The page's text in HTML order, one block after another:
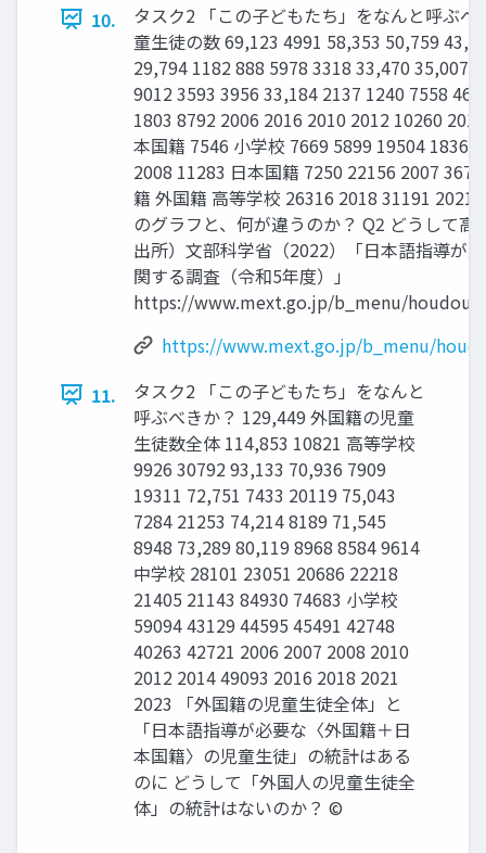
10.
タスク2 「この子どもたち」をなんと呼ぶ
童生徒の数 69,123 4991 58,353 50,759
29,794 1182 888 5978 3318 33,470 35,007
9012 3593 3956 33,184 2137 1240 7558
1803 8792 2006 2016 2010 2012 10260
本国籍 7546 小学校 7669 5899 19504
2008 11283 日本国籍 7250 22156 2007
籍 外国籍 高等学校 26316 2018 31191 2021
のグラフと、何が違うのか？ Q2 どうして
出所）文部科学省（2022）「日本語指導が
関する調査（令和5年度）」
https://www.mext.go.jp/b_menu/houdou/
https://www.mext.go.jp/b_menu/
11.
タスク2 「この子どもたち」をなんと
呼ぶべきか？ 129,449 外国籍の児童
生徒数全体 114,853 10821 高等学校
9926 30792 93,133 70,936 7909
19311 72,751 7433 20119 75,043
7284 21253 74,214 8189 71,545
8948 73,289 80,119 8968 8584 9614
中学校 28101 23051 20686 22218
21405 21143 84930 74683 小学校
59094 43129 44595 45491 42748
40263 42721 2006 2007 2008 2010
2012 2014 49093 2016 2018 2021
2023 「外国籍の児童生徒全体」と
「日本語指導が必要な〈外国籍＋日
本国籍〉の児童生徒」の統計はある
のに どうして「外国人の児童生徒全
体」の統計はないのか？ ©